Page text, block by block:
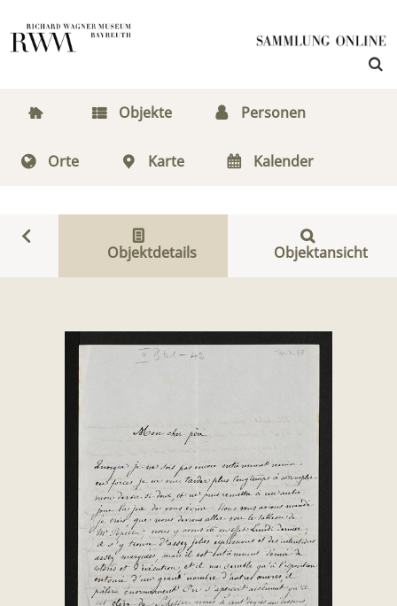
Objekte Personen
Orte Karte Kalender
Objektdetails Objektansicht